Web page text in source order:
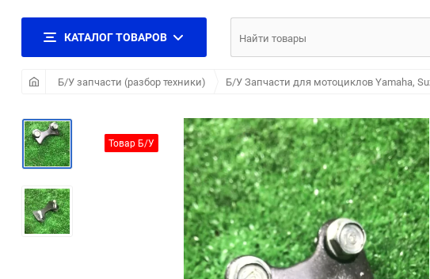
КАТАЛОГ ТОВАРОВ
Б/У запчасти (разбор техники) Б/У Запчасти для мотоциклов Yamaha,
Товар Б/У